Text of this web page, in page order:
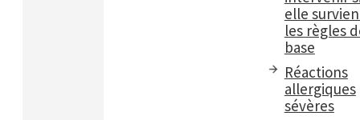
elle
les règles
base
Réactions
allergiques
sévères